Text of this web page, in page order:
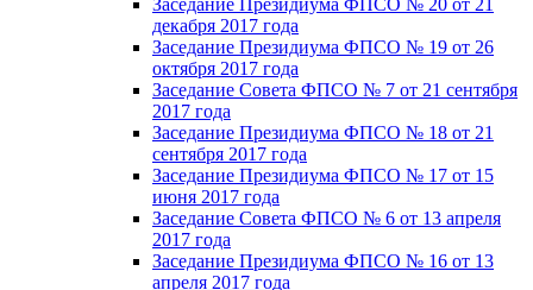
декабря 2017 года
Заседание Президиума ФПСО № 19 от 26
октября 2017 года
Заседание Совета ФПСО № 7 от 21 сентября
2017 года
Заседание Президиума ФПСО № 18 от 21
сентября 2017 года
Заседание Президиума ФПСО № 17 от 15
июня 2017 года
Заседание Совета ФПСО № 6 от 13 апреля
2017 года
Заседание Президиума ФПСО № 16 от 13
апреля 2017 года